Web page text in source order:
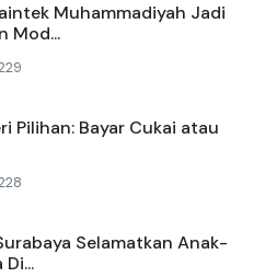
Muhammadiyah Jadi
Mod...
Pilihan: Bayar Cukai atau
Selamatkan Anak-